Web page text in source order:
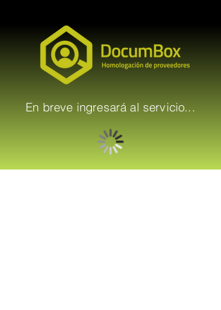
En breve ingresará al servicio...